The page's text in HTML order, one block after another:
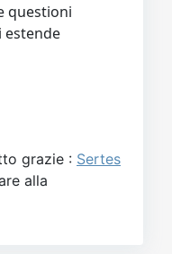
questioni
estende
grazie : Sertes
alla